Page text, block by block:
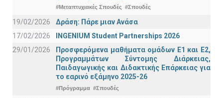
#Μεταπτυχιακές Σπουδές #Σπουδές
19/02/2026
Δράση: Πάρε μιαν Ανάσα
17/02/2026
INGENIUM Student Partnerships 2026
29/01/2026
Προσφερόμενα μαθήματα ομάδων Ε1 και Ε2,
Προγραμμάτων Σύντομης Διάρκειας,
Παιδαγωγικής και Διδακτικής Επάρκειας για
το εαρινό εξάμηνο 2025-26
#Πρόγραμμα #Σπουδές